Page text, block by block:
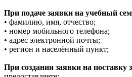
При подаче заявки на учебный
• фамилию, имя, отчество;
• номер мобильного телефона;
• адрес электронной почты;
• регион и населённый пункт;
При создании заявки на поставку